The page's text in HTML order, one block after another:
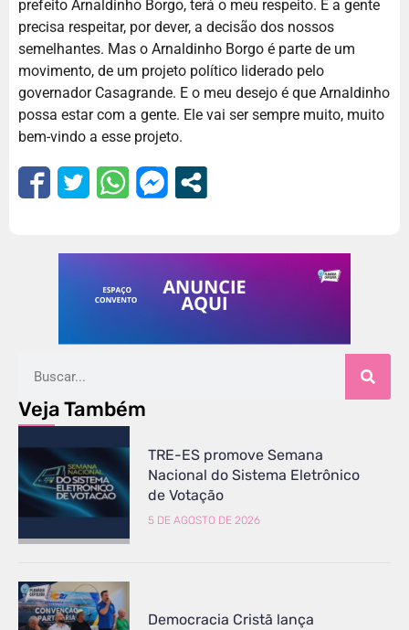
prefeito Arnaldinho Borgo, terá o meu respeito. E a gente
precisa respeitar, por dever, a decisão dos nossos
semelhantes. Mas o Arnaldinho Borgo é parte de um
movimento, de um projeto político liderado pelo
governador Casagrande. E o meu desejo é que Arnaldinho
possa estar com a gente. Ele vai ser sempre muito, muito
bem-vindo a esse projeto.
Veja Também
TRE-ES promove Semana
Nacional do Sistema Eletrônico
de Votação
5 DE AGOSTO DE 2026
Democracia Cristã lança